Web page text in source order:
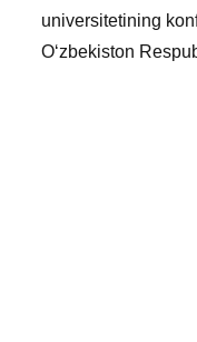
universitetining
Oʻzbekiston